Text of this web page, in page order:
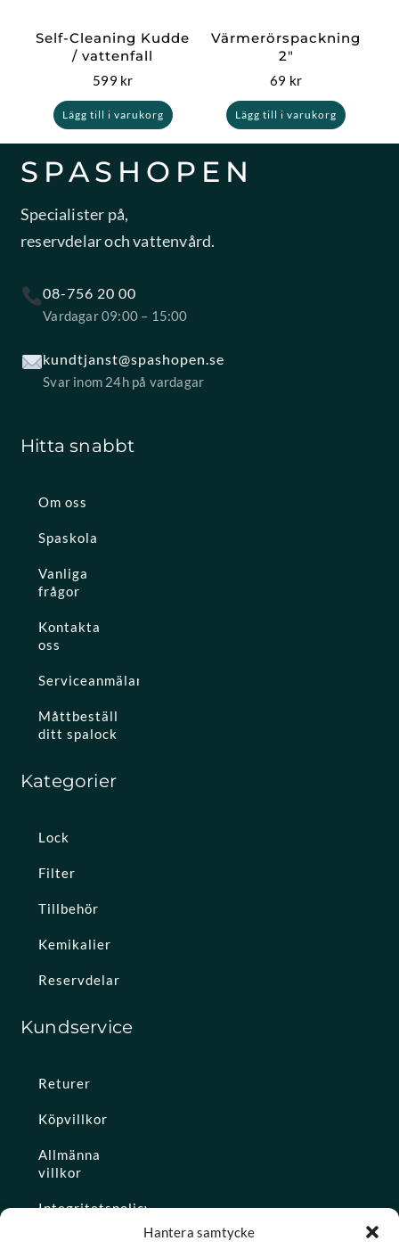
Hantera samtycke
Self-Cleaning Kudde
/ vattenfall
599 kr
Lägg till i varukorg
Värmerörspackning
2″
69 kr
Lägg till i varukorg
SPASHOPEN
Specialister på,
reservdelar och vattenvård.
08-756 20 00
Vardagar 09:00 – 15:00
kundtjanst@spashopen.se
Svar inom 24h på vardagar
Hitta snabbt
Om oss
Spaskola
Vanliga
frågor
Kontakta
oss
Serviceanmälan
Måttbeställ
ditt spalock
Kategorier
Lock
Filter
Tillbehör
Kemikalier
Reservdelar
Kundservice
Returer
Köpvillkor
Allmänna
villkor
Integritetspolicy